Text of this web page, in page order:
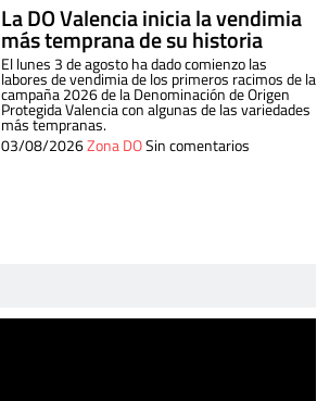
La DO Valencia inicia la vendimia
más temprana de su historia
El lunes 3 de agosto ha dado comienzo las
labores de vendimia de los primeros racimos de la
campaña 2026 de la Denominación de Origen
Protegida Valencia con algunas de las variedades
más tempranas.
03/08/2026Zona DOSin comentarios